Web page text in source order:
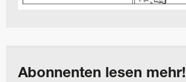
Abonnenten lesen mehr!